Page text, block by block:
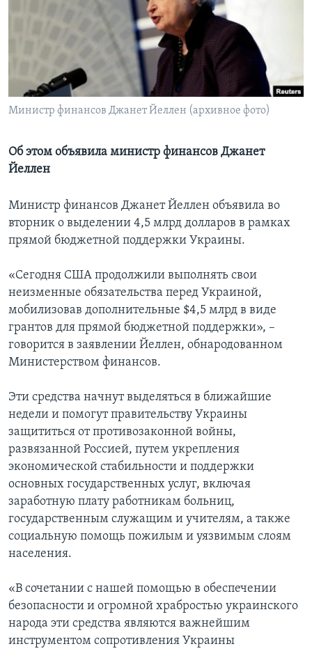
Learning English
СОЦИАЛЬНЫЕ СЕТИ
Министр финансов Джанет Йеллен (архивное фото)
Об этом объявила министр финансов Джанет
Йеллен
Министр финансов Джанет Йеллен объявила во
вторник о выделении 4,5 млрд долларов в рамках
прямой бюджетной поддержки Украины.
«Сегодня США продолжили выполнять свои
неизменные обязательства перед Украиной,
мобилизовав дополнительные $4,5 млрд в виде
грантов для прямой бюджетной поддержки», –
говорится в заявлении Йеллен, обнародованном
Министерством финансов.
Эти средства начнут выделяться в ближайшие
недели и помогут правительству Украины
защититься от противозаконной войны,
развязанной Россией, путем укрепления
экономической стабильности и поддержки
основных государственных услуг, включая
заработную плату работникам больниц,
государственным служащим и учителям, а также
социальную помощь пожилым и уязвимым слоям
населения.
«В сочетании с нашей помощью в обеспечении
безопасности и огромной храбростью украинского
народа эти средства являются важнейшим
инструментом сопротивления Украины